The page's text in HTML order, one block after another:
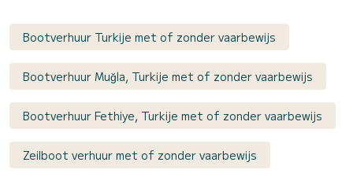
Bootverhuur Turkije met of zonder vaarbewijs
Bootverhuur Muğla, Turkije met of zonder vaarbewijs
Bootverhuur Fethiye, Turkije met of zonder vaarbewijs
Zeilboot verhuur met of zonder vaarbewijs